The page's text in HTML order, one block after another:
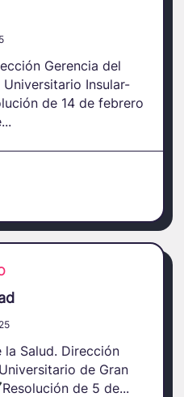
Gerencia del
Insular-
de 14 de febrero
la Salud. Dirección
de Gran
Resolución de 5 de...